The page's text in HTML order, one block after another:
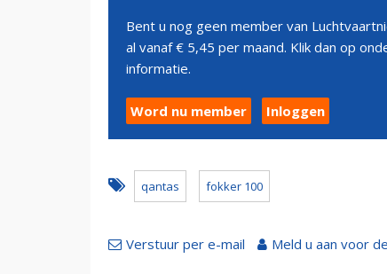
Bent u nog geen member van
al vanaf € 5,45 per maand. Klik dan op
informatie.
Word nu member Inloggen
qantas fokker 100
Verstuur per e-mail Meld u aan voor